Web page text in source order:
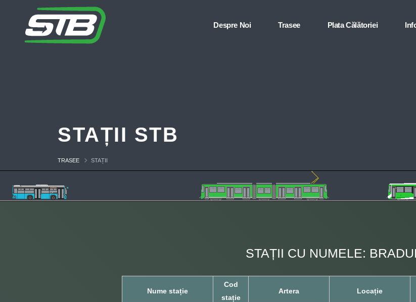
Despre Noi Trasee Plata Călătoriei
STAȚII STB
TRASEE STAȚII
STAȚII CU NUMELE:
Nume stație
Cod
stație
Artera Locație